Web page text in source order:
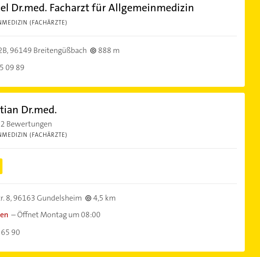
Dr.med. Facharzt für Allgemeinmedizin
(FACHÄRZTE)
96149 Breitengüßbach
888 m
09 89
Dr.med.
2 Bewertungen
(FACHÄRZTE)
8,96163 Gundelsheim
4,5 km
–Öffnet Montag um 08:00
90